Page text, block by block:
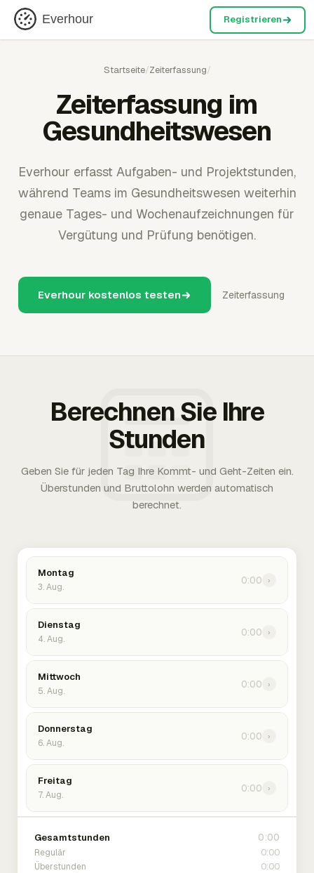
Everhour Registrieren
Startseite/Zeiterfassung/
Zeiterfassung im
Gesundheitswesen
Everhour erfasst Aufgaben- und Projektstunden,
während Teams im Gesundheitswesen weiterhin
genaue Tages- und Wochenaufzeichnungen für
Vergütung und Prüfung benötigen.
Everhour kostenlos testen Zeiterfassung
Berechnen Sie Ihre
Stunden
Geben Sie für jeden Tag Ihre Kommt- und Geht-Zeiten ein.
Überstunden und Bruttolohn werden automatisch
berechnet.
Montag
3. Aug.
0:00 ›
Dienstag
4. Aug.
0:00 ›
Mittwoch
5. Aug.
0:00 ›
Donnerstag
6. Aug.
0:00 ›
Freitag
7. Aug.
0:00 ›
Gesamtstunden 0:00
Regulär 0:00
Überstunden 0:00